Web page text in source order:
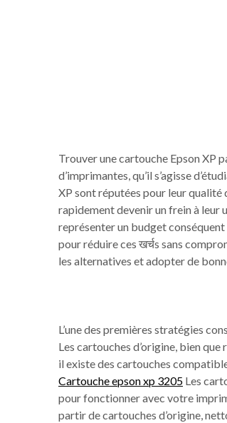
Trouver une cartouche Epson XP
d’imprimantes, qu’il s’agisse
XP sont réputées pour leur qualité
rapidement devenir un frein à
représenter un budget
pour réduire ces खर्चs sans
les alternatives et adopter de
L’une des premières stratégies
Les cartouches d’origine, bien
il existe des cartouches
Cartouche epson xp 3205 Les
pour fonctionner avec votre
partir de cartouches d’origine,